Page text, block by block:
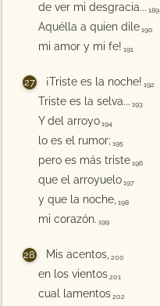
de ver mi desgracia... 189
Aquélla a quien dile 190
mi amor y mi fe! 191
¡Triste es la noche! 192
Triste es la selva... 193
Y del arroyo 194
lo es el rumor; 195
pero es más triste 196
que el arroyuelo 197
y que la noche, 198
mi corazón. 199
Mis acentos, 200
en los vientos 201
cual lamentos 202